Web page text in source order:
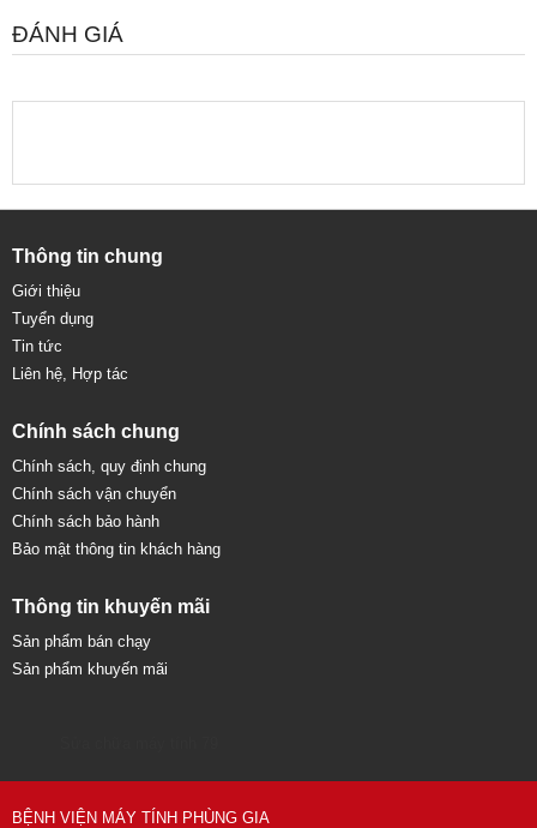
ĐÁNH GIÁ
Thông tin chung
Giới thiệu
Tuyển dụng
Tin tức
Liên hệ, Hợp tác
Chính sách chung
Chính sách, quy định chung
Chính sách vận chuyển
Chính sách bảo hành
Bảo mật thông tin khách hàng
Thông tin khuyến mãi
Sản phẩm bán chạy
Sản phẩm khuyến mãi
BỆNH VIỆN MÁY TÍNH PHÙNG GIA